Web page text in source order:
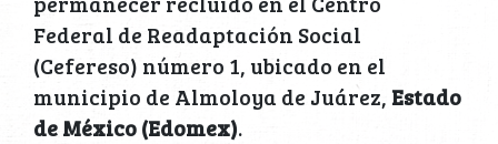
Federal de Readaptación Social
(Cefereso) número 1, ubicado en el
municipio de Almoloya de Juárez, Estado
de México (Edomex).